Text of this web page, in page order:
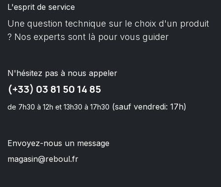
L'esprit de service
Une question technique sur le choix d'un produit
? Nos experts sont là pour vous guider
N'hésitez pas à nous appeler
(+33) 03 81 50 14 85
de 7h30 à 12h et 13h30 à 17h30 (sauf vendredi: 17h)
Envoyez-nous un message
magasin@reboul.fr